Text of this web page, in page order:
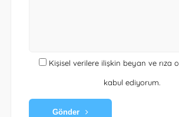
Kişisel verilere ilişkin beyan ve rıza
kabul ediyorum.
Gönder